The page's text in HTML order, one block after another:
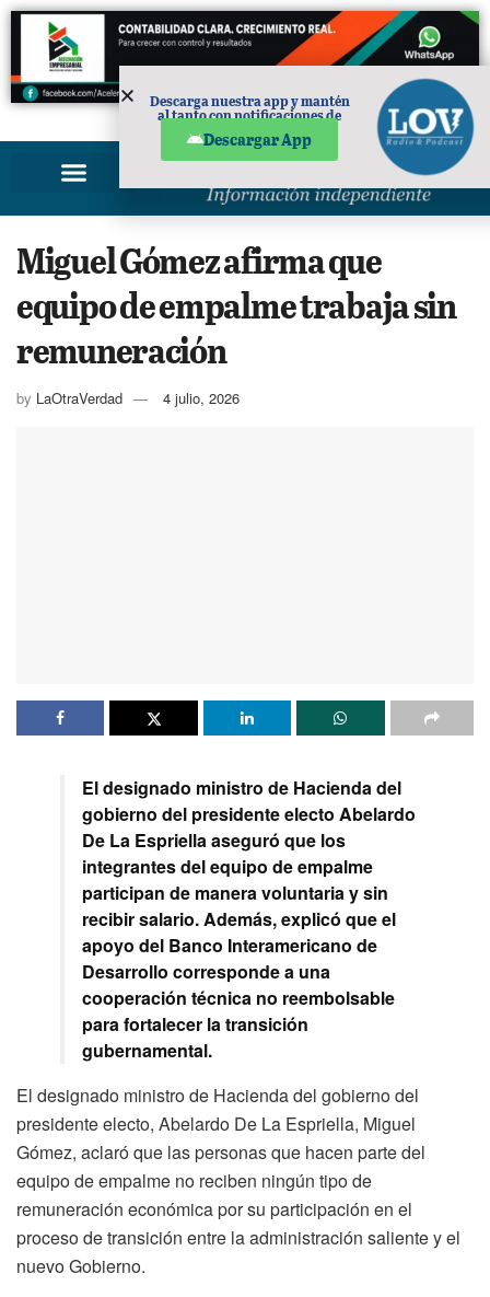
PUBLICIDAD
Miguel Gómez afirma que
equipo de empalme trabaja sin
remuneración
by LaOtraVerdad 4 julio, 2026
El designado ministro de Hacienda del
gobierno del presidente electo Abelardo
De La Espriella aseguró que los
integrantes del equipo de empalme
participan de manera voluntaria y sin
recibir salario. Además, explicó que el
apoyo del Banco Interamericano de
Desarrollo corresponde a una
cooperación técnica no reembolsable
para fortalecer la transición
gubernamental.
El designado ministro de Hacienda del gobierno del
presidente electo, Abelardo De La Espriella, Miguel
Gómez, aclaró que las personas que hacen parte del
equipo de empalme no reciben ningún tipo de
remuneración económica por su participación en el
proceso de transición entre la administración saliente y el
nuevo Gobierno.
Descarga nuestra app y mantén
al tanto con notificaciones de
Descargar App